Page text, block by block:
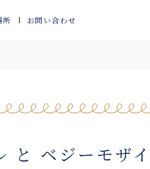
所 お問い合わせ
と ベジーモザ